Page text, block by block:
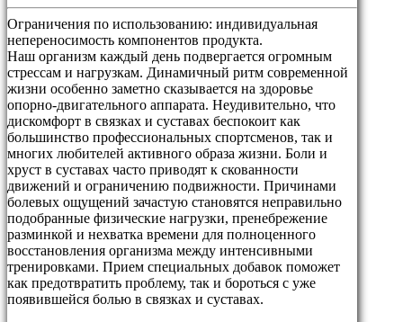
Ограничения по использованию: индивидуальная
непереносимость компонентов продукта.
Наш организм каждый день подвергается огромным
стрессам и нагрузкам. Динамичный ритм современной
жизни особенно заметно сказывается на здоровье
опорно-двигательного аппарата. Неудивительно, что
дискомфорт в связках и суставах беспокоит как
большинство профессиональных спортсменов, так и
многих любителей активного образа жизни. Боли и
хруст в суставах часто приводят к скованности
движений и ограничению подвижности. Причинами
болевых ощущений зачастую становятся неправильно
подобранные физические нагрузки, пренебрежение
разминкой и нехватка времени для полноценного
восстановления организма между интенсивными
тренировками. Прием специальных добавок поможет
как предотвратить проблему, так и бороться с уже
появившейся болью в связках и суставах.